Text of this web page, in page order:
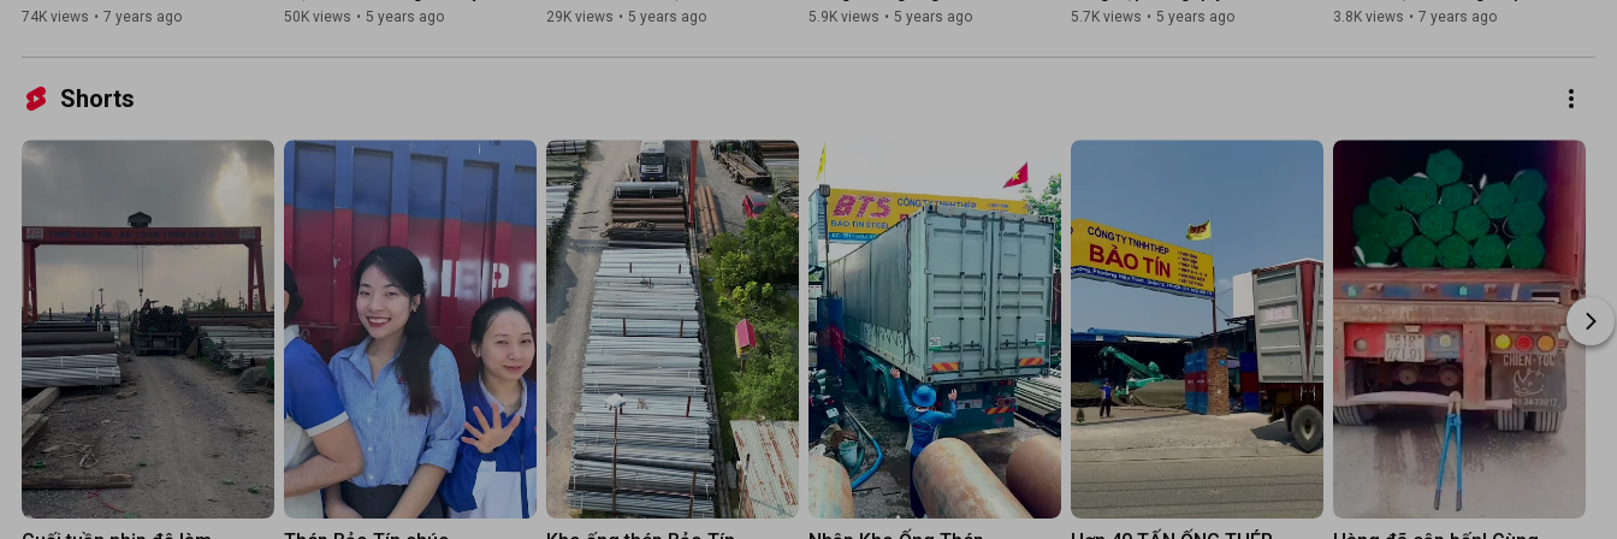
#ThepM_E
#LogisticsThep
#ThepChatLuongCao
#ThepXayDung
#ThepChoNhaThau
#ChuDauTu
#CongTrinhCongNghiep
#HeThongPCCC
#CapThoatNuoc
#ThepNhapKhau
#ThepQuocTe
74K views • 7 years ago
tại TPHCM, Cần Thơ
50K views • 5 years ago
nào?
29K views • 5 years ago
van xả khí ở đâu?
5.9K views • 5 years ago
thép V thông dụng
5.7K views • 5 years ago
đúc, ống thép cỡ lớn
3.8K views • 7 years ago
Shorts